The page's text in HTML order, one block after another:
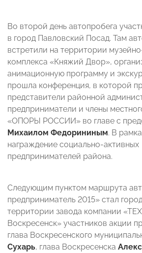
Во второй день автопробега
в город Павловский Посад. Там
встретили на территории
комплекса «Княжий Двор»,
анимационную программу и
прошла конференция, в которой
представители районной
предприниматели и члены
«ОПОРЫ РОССИИ» во главе с
Михаилом Федорининым. В
награждение социально-активных
предпринимателей района.
Следующим пунктом маршрута
предприниматель 2015» стал
территории завода компании
Воскресенск» участников акции
глава Воскресенского
Сухарь, глава Воскресенска